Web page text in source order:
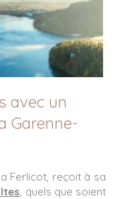
avec un
Garenne-
Ferlicot, reçoit à sa
, quels que soient